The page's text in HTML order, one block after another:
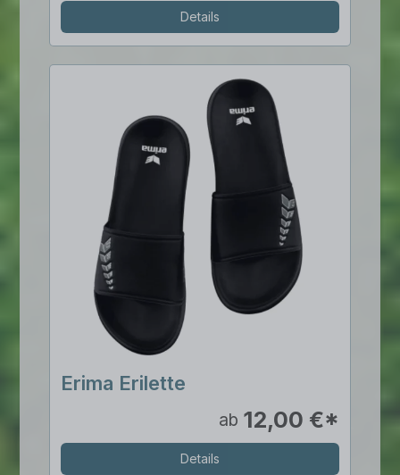
Details
Erima Erilette
ab 12,00 €*
Details